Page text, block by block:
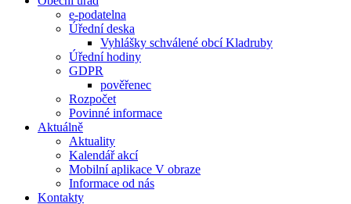
e-podatelna
Úřední deska
Vyhlášky schválené obcí Kladruby
Úřední hodiny
GDPR
pověřenec
Rozpočet
Povinné informace
Aktuálně
Aktuality
Kalendář akcí
Mobilní aplikace V obraze
Informace od nás
Kontakty